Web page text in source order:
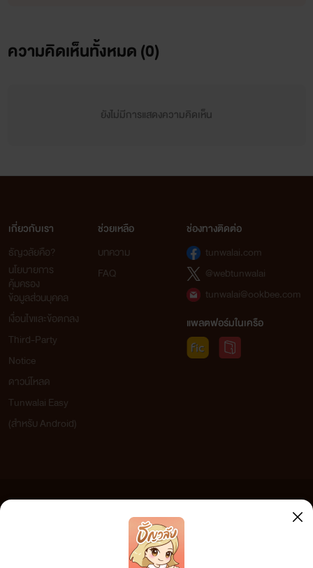
ความคิดเห็นทั้งหมด (0)
ยังไม่มีการแสดงความคิดเห็น
เกี่ยวกับเรา
ธัญวลัยคือ?
นโยบายการ
คุ้มครอง
ข้อมูลส่วนบุคคล
เงื่อนไขและข้อตกลง
Third-Party
Notice
ดาวน์โหลด
Tunwalai Easy
(สำหรับ Android)
ช่วยเหลือ
บทความ
FAQ
ช่องทางติดต่อ
tunwalai.com
@webtunwalai
tunwalai@ookbee.com
แพลตฟอร์มในเครือ
เว็บไซต์แห่งนี้ไม่ได้เห็นด้วยและไม่ขอรับผิดชอบต่อข้อความใดๆ ทั้งสิ้น ดังนั้นผู้อ่านทุกท่านโปรดใช้
วิจารณญาณในการกลั่นกรองด้วยตนเอง และหากท่านพบข้อความใดๆ ที่ขัดต่อกฎหมายและศีลธรรม
กรุณาแจ้งมาที่ tunwalai@ookbee.com เพื่อทีมงานจะได้ดำเนินการในทันที ทั้งนี้ ทางเว็บไซต์ขอสงวน